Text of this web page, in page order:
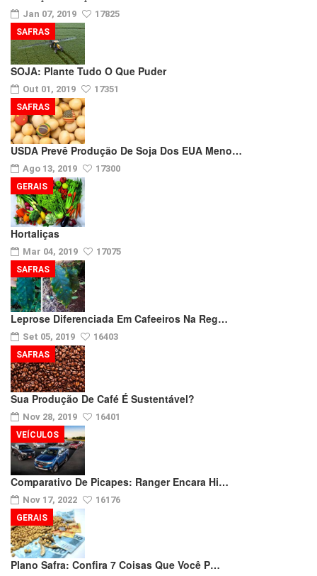
Jan 07, 2019 17825
SOJA: Plante Tudo O Que Puder
Out 01, 2019 17351
SAFRAS
USDA Prevê Produção De Soja Dos EUA Meno…
Ago 13, 2019 17300
SAFRAS
Hortaliças
Mar 04, 2019 17075
GERAIS
Leprose Diferenciada Em Cafeeiros Na Reg…
Set 05, 2019 16403
SAFRAS
Sua Produção De Café É Sustentável?
Nov 28, 2019 16401
SAFRAS
Comparativo De Picapes: Ranger Encara Hi…
Nov 17, 2022 16176
VEÍCULOS
Plano Safra: Confira 7 Coisas Que Você P…
GERAIS